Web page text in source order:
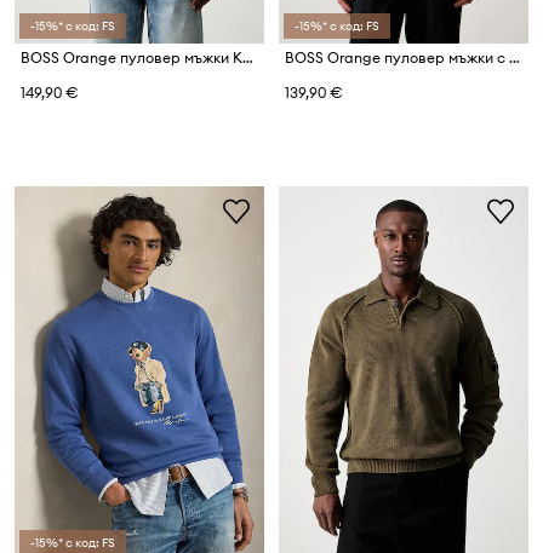
-15%* с код: FS
BOSS Orange пуловер мъжки Kosido
149,90 €
-15%* с код: FS
BOSS Orange пуловер мъжки с добавен кашмир Kanobix_S
139,90 €
-15%* с код: FS